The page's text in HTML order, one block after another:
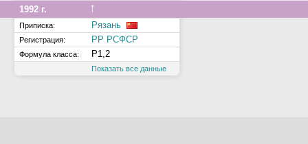
1992 г.
↑
Приписка: Рязань
Регистрация: РР РСФСР
Формула класса: Р1,2
Показать все данные